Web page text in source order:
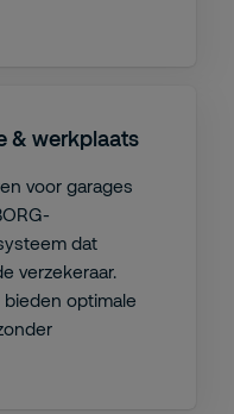
& werkplaats
voor garages
dat
verzekeraar.
optimale